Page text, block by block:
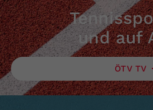
und auf
ÖTV TV